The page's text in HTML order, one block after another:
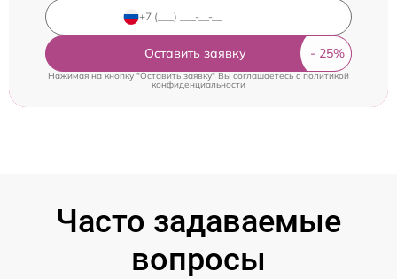
Оставить заявку
Нажимая на кнопку "Оставить заявку" Вы соглашаетесь cполитикой
конфиденциальности
Часто задаваемые
вопросы